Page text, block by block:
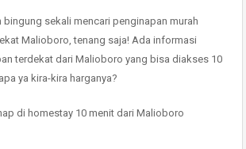
bingung sekali mencari penginapan murah
Malioboro, tenang saja! Ada informasi
terdekat dari Malioboro yang bisa diakses 10
ya kira-kira harganya?
di homestay 10 menit dari Malioboro